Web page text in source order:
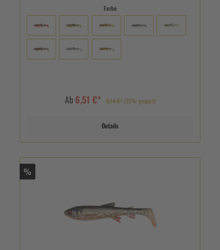
Farbe
Ab 6,51 €* 8,14 €* (20% gespart)
Details
%